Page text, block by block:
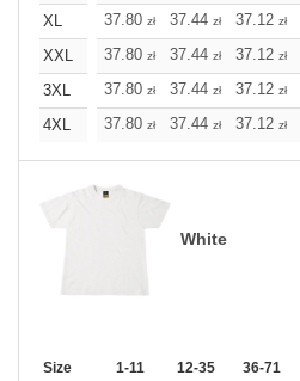
XL
37.80 zł 37.44 zł 37.12 zł
XXL
37.80 zł 37.44 zł 37.12 zł
3XL
37.80 zł 37.44 zł 37.12 zł
4XL
37.80 zł 37.44 zł 37.12 zł
White
Size 1-11 12-35 36-71